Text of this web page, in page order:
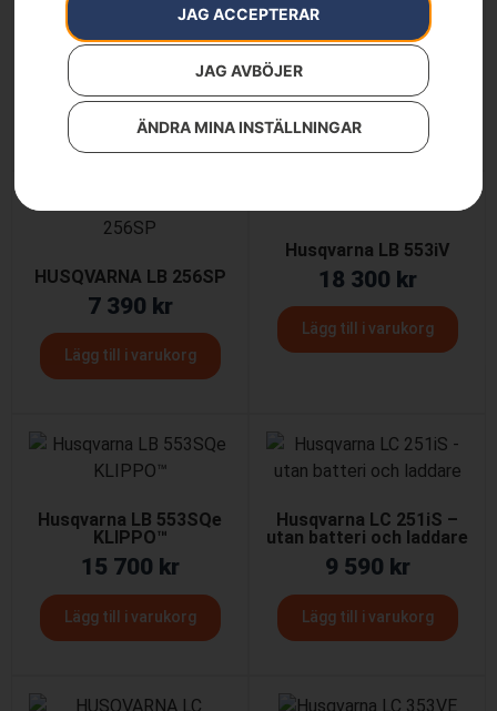
JAG ACCEPTERAR
JAG AVBÖJER
ÄNDRA MINA INSTÄLLNINGAR
Husqvarna KLIPPO
Lägg till i varukorg
Lägg till i varukorg
HUSQVARNA LB 256SP
7 390 kr
Lägg till i varukorg
Husqvarna LB 553iV
18 300 kr
Lägg till i varukorg
Husqvarna LB 553SQe
KLIPPO™
15 700 kr
Lägg till i varukorg
Husqvarna LC 251iS –
utan batteri och laddare
9 590 kr
Lägg till i varukorg